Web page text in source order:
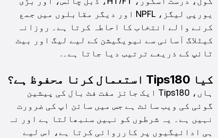
یورپی لیگز، NPFL اور دیگر مقابلوں میں جمع
کرنے والے انتخاب کا احاطہ کرتا ہے۔ روزانہ
کیٹلاگ آسانی سے نیویگیشن کے لیے لیگ اور بیٹ
ٹائپ کے ذریعے ترتیب دیا جاتا ہے۔.
کیا Tips180 استعمال کرنا محفوظ ہے؟
ہاں، Tips180 ایک جائز مفت فٹ بال کی پیشین
گوئی کی ویب سائٹ ہے جس میں سائن اپ کی ضرورت
نہیں ہے۔ یہ شرطوں کو نہیں سنبھالتا ہے اور نہ
ہی ادائیگیوں پر کارروائی کرتا ہے، اس لیے